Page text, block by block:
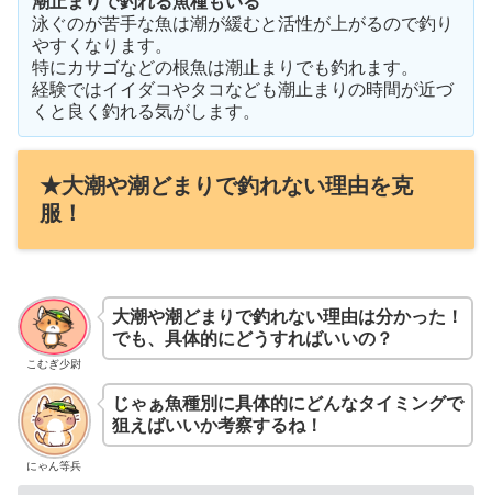
泳ぐのが苦手な魚は潮が緩むと活性が上がるので釣り
やすくなります。
特にカサゴなどの根魚は潮止まりでも釣れます。
経験ではイイダコやタコなども潮止まりの時間が近づ
くと良く釣れる気がします。
★大潮や潮どまりで釣れない理由を克
服！
こむぎ少尉
大潮や潮どまりで釣れない理由は分かった！
でも、具体的にどうすればいいの？
にゃん等兵
じゃぁ魚種別に具体的にどんなタイミングで
狙えばいいか考察するね！